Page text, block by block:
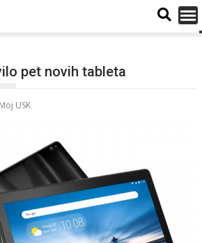
pet novih tableta
Moj USK